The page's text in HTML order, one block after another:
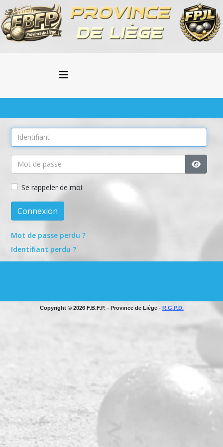
Se rappeler de moi
Connexion
Mot de passe perdu ?
Identifiant perdu ?
Copyright © 2026 F.B.F.P. - Province de Liège - R.G.P.D.